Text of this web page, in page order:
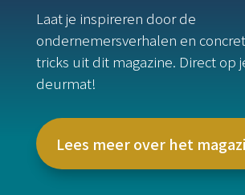
Laat je inspireren door de
ondernemersverhalen en
tricks uit dit magazine. Direct op
deurmat!
Lees meer over het